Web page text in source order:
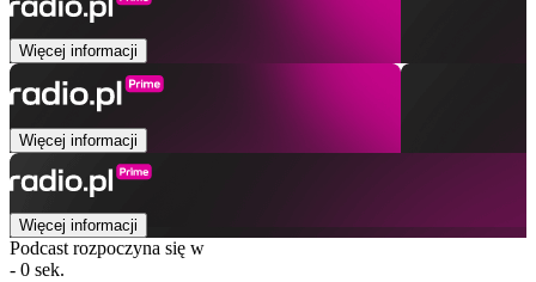
Więcej informacji
Więcej informacji
Więcej informacji
Podcast rozpoczyna się w
- 0 sek.